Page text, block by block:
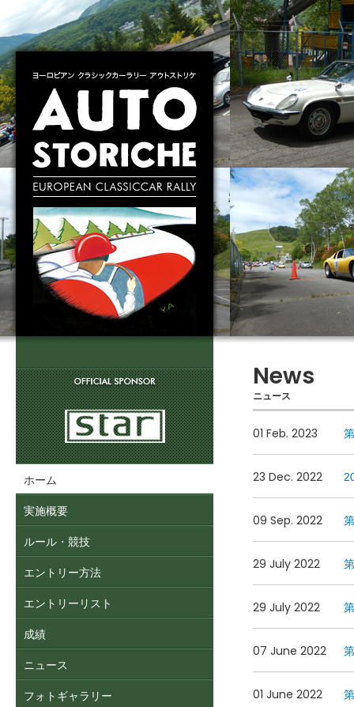
ヨーロピアン クラシックカーラリー アウトス
ホーム
実施概要
ルール・競技
エントリー方法
エントリーリスト
成績
ニュース
フォトギャラリー
News
ニュース
01 Feb. 2023
23 Dec. 2022
09 Sep. 2022
29 July 2022
29 July 2022
07 June 2022
01 June 2022